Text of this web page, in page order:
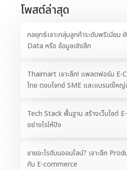
โพสต์ล่าสุด
กลยุทธ์เจาะกลุ่มลูกค้าระดับพรีเมียม
Data หรือ ข้อมูลเชิงลึก
Thaimart เจาะลึก! แพลตฟอร์ม E-
ไทย ตอบโจทย์ SME และแบรนด์ใหญ่
Tech Stack พื้นฐาน สร้างเว็บไซต์
อย่างไรให้ปัง
ขายอะไรดีบนออนไลน์? เจาะลึก
กับ E-commerce